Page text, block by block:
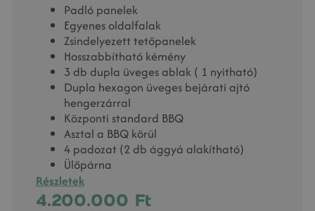
Padló panelek
Egyenes oldalfalak
Zsindelyezett tetőpanelek
Hosszabbítható kémény
3 db dupla üveges ablak ( 1 nyitható)
Dupla hexagon üveges bejárati ajtó
hengerzárral
Központi standard BBQ
Asztal a BBQ körül
4 padozat (2 db ággyá alakítható)
Ülőpárna
Részletek
4.200.000 Ft